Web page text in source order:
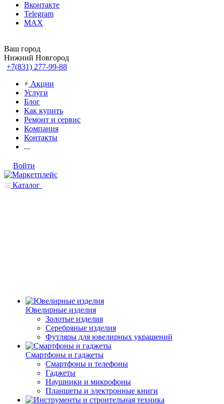
Вконтакте
Telegram
MAX
Ваш город
Нижний Новгород
+7(831) 277-99-88
Акции
Услуги
Блог
Как купить
Ремонт и сервис
Компания
Контакты
...
Войти
Каталог
Ювелирные изделия
Золотые изделия
Серебряные изделия
Футляры для ювелирных украшений
Смартфоны и гаджеты
Смартфоны и телефоны
Гаджеты
Наушники и микрофоны
Планшеты и электронные книги